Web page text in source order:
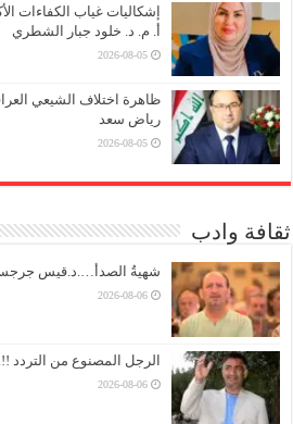
إشكاليات غياب الكفاءات
أ. م. د. خلود جبار الشطري
2026-08-05
ظاهرة اختلاف الشيعي
رياض سعد
2026-08-05
ثقافة وادب
شهيةُ الصدأ….د.قيس
2026-08-06
الرجل المصنوع من
2026-08-06